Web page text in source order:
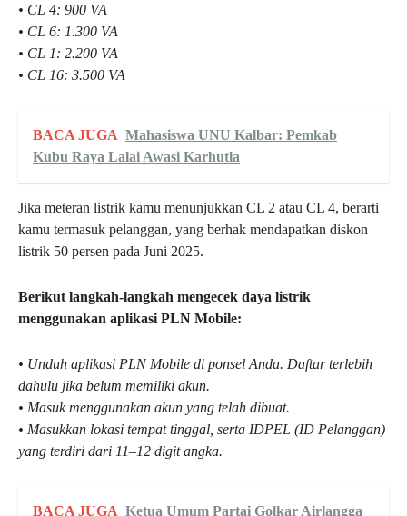
• CL 4: 900 VA
• CL 6: 1.300 VA
• CL 1: 2.200 VA
• CL 16: 3.500 VA
BACA JUGA Mahasiswa UNU Kalbar: Pemkab
Kubu Raya Lalai Awasi Karhutla
Jika meteran listrik kamu menunjukkan CL 2 atau CL 4, berarti
kamu termasuk pelanggan, yang berhak mendapatkan diskon
listrik 50 persen pada Juni 2025.
Berikut langkah-langkah mengecek daya listrik
menggunakan aplikasi PLN Mobile:
• Unduh aplikasi PLN Mobile di ponsel Anda. Daftar terlebih
dahulu jika belum memiliki akun.
• Masuk menggunakan akun yang telah dibuat.
• Masukkan lokasi tempat tinggal, serta IDPEL (ID Pelanggan)
yang terdiri dari 11–12 digit angka.
BACA JUGA Ketua Umum Partai Golkar Airlangga